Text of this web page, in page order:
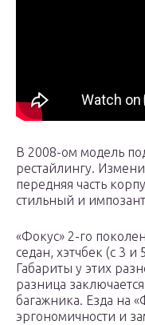
В 2008-ом модель
рестайлингу.
передняя часть
стильный и
«Фокус» 2-го
седан, хэтчбек (с 3
Габариты у этих
разница
багажника. Езда на
эргономичности и